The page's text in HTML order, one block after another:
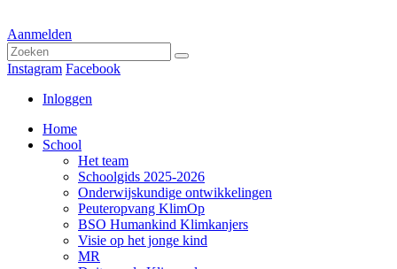
Aanmelden
Instagram Facebook
Inloggen
Home
School
Het team
Schoolgids 2025-2026
Onderwijskundige ontwikkelingen
Peuteropvang KlimOp
BSO Humankind Klimkanjers
Visie op het jonge kind
MR